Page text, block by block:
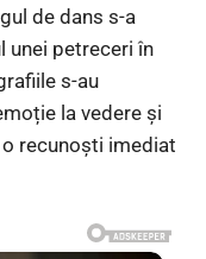
de dans s-a
unei petreceri în
s-au
la vedere și
recunoști imediat